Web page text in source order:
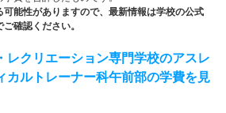
能性がありますので、最新情報は学校の公式
確認ください。
レクリエーション専門学校のアスレ
カルトレーナー科午前部の学費を見